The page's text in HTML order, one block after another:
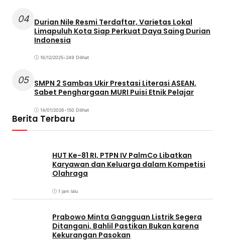
04 Durian Nile Resmi Terdaftar, Varietas Lokal
Limapuluh Kota Siap Perkuat Daya Saing Durian
Indonesia
16/12/2025•249 Dilihat
05 SMPN 2 Sambas Ukir Prestasi Literasi ASEAN,
Sabet Penghargaan MURI Puisi Etnik Pelajar
14/01/2026•150 Dilihat
Berita Terbaru
HUT Ke-81 RI, PTPN IV PalmCo Libatkan
Karyawan dan Keluarga dalam Kompetisi
Olahraga
1 jam lalu
Prabowo Minta Gangguan Listrik Segera
Ditangani, Bahlil Pastikan Bukan karena
Kekurangan Pasokan